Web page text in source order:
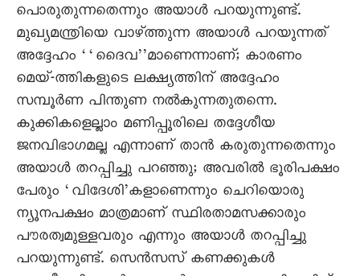
പൊരുതുന്നതെന്നും അയാൾ പറയുന്നുണ്ട്.
മുഖ്യമന്ത്രിയെ വാഴ്ത്തുന്ന അയാൾ പറയുന്നത്
അദ്ദേഹം ‘‘ദെെവ’’മാണെന്നാണ്; കാരണം
മെയ്-ത്തികളുടെ ലക്ഷ്യത്തിന് അദ്ദേഹം
സമ്പൂർണ പിന്തുണ നൽകുന്നതുതന്നെ.
കുക്കികളെല്ലാം മണിപ്പൂരിലെ തദ്ദേശീയ
ജനവിഭാഗമല്ല എന്നാണ് താൻ കരുതുന്നതെന്നും
അയാൾ തറപ്പിച്ചു പറഞ്ഞു; അവരിൽ ഭൂരിപക്ഷം
പേരും ‘വിദേശി’കളാണെന്നും ചെറിയൊരു
ന്യൂനപക്ഷം മാത്രമാണ് സ്ഥിരതാമസക്കാരും
പൗരത്വമുള്ളവരും എന്നും അയാൾ തറപ്പിച്ചു
പറയുന്നുണ്ട്. സെൻസസ് കണക്കുകൾ